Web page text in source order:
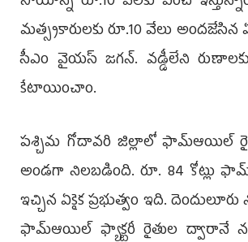
మత్స్యకారులకు రూ.10 వేలు అందజేసిన
సీఎం వైయస్‌ జగన్‌. వడ్డీలేని రుణాలకు
కేటాయించాం.
పశ్చిమ గోదావరి జిల్లాలో ఫామ్‌ఆయిల్‌
అండగా నిలబడింది. రూ. 84 కోట్లు
ఇచ్చిన ఏకైక ప్రభుత్వం ఇది.
ఫామ్‌ఆయిల్‌ ఫ్యాక్టరీ రైతుల ద్వారానే